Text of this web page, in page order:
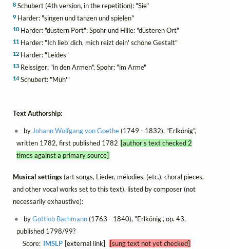
8 Schubert (4th version, in the repetition): "Sie"
9 Harder: "singen und tanzen und spielen"
10 Harder: "düstern Port"; Spohr und Hille: "düsteren Ort"
11 Harder: "Ich lieb' dich, mich reizt dein' schöne Gestalt"
12 Harder: "Leides"
13 Reissiger: "in den Armen", Spohr: "im Arme"
14Schubert: "Müh'"
Text Authorship:
by Johann Wolfgang von Goethe(1749 - 1832), "Erlkönig",
written 1782, first published 1782 [author's text checked 2
times against a primary source]
Musical settings(art songs, Lieder, mélodies, (etc.), choral pieces,
and other vocal works set to this text), listed by composer (not
necessarily exhaustive):
byGottlob Bachmann(1763 - 1840), "Erlkönig", op. 43,
published 1798/99?
Score: IMSLP [external link]
[sung text not yet checked]